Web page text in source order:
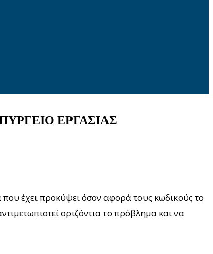
ΕΡΓΑΣΙΑΣ
έχει προκύψει όσον αφορά τους κωδικούς το
οριζόντια το πρόβλημα και να